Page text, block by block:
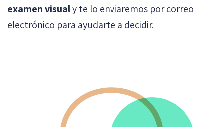
examen visualy te lo enviaremos por correo
electrónico para ayudarte a decidir.